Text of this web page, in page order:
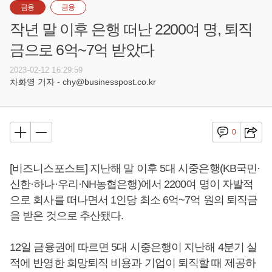
금융 금융
작년 말 이후 은행 떠난 2200여 명, 퇴직
금으로 6억~7억 받았다
2023-02-12 16:29:59
차화영 기자 - chy@businesspost.co.kr
0
[비즈니스포스트] 지난해 말 이후 5대 시중은행(KB국민·
신한·하나·우리·NH농협은행)에서 2200여 명이 자발적
으로 회사를 떠나면서 1인당 최소 6억~7억 원의 퇴직금
을 받은 것으로 추산됐다.
12일 금융권에 따르면 5대 시중은행이 지난해 4분기 실
적에 반영한 희망퇴직 비용과 기업이 퇴직할 때 제공하